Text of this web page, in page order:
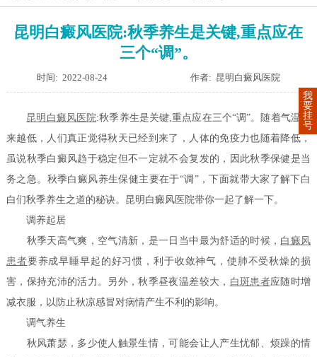
昆明白癜风医院:秋季养生是关键,重点应在
三个“调”。
时间: 2022-08-24 作者: 昆明白癜风医院
昆明白癜风医院:秋季养生是关键,重点应在三个“调”。随着气温越
来越低，人们真正觉得秋天已经到来了，人体的免疫力也随着降低，
虽说秋季白癜风趋于稳定但不一定就不会复发的，因此秋季保健是当
务之急。秋季白癜风养生保健主要在于“调”，下面就带大家了解下白
白们秋季养生之道的秘诀。昆明白癜风医院带你一起了解一下。
调养起居
秋季天高气爽，空气清新，是一日当中最为舒适的时候， 白癜风
患者要养成早睡早起的好习惯，利于收敛神气，使肺不受秋燥的损
害，保持充沛的活力。另外，秋季昼夜温差较大， 白斑患者应随时增
减衣服，以防止秋凉感冒对病情产生不利的影响。
调气养生
秋风萧瑟，多少使人触景生情，可能会让人产生忧郁、烦躁的情
我
要
挂
号